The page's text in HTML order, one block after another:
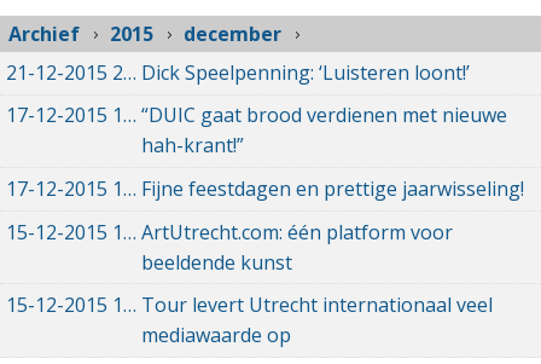
Archief 2015
december
21-12-2015 21-12-2015 00:00
Dick Speelpenning: ‘Luisteren loont!’
17-12-2015 17-12-2015 00:00
“DUIC gaat brood verdienen met nieuwe
hah-krant!”
17-12-2015 17-12-2015 00:00
Fijne feestdagen en prettige jaarwisseling!
15-12-2015 15-12-2015 00:00
ArtUtrecht.com: één platform voor
beeldende kunst
15-12-2015 15-12-2015 00:00
Tour levert Utrecht internationaal veel
mediawaarde op